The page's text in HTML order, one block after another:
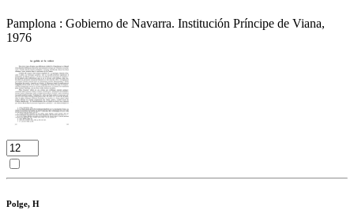
Pamplona : Gobierno de Navarra. Institución Príncipe de Viana,
1976
Polge, H